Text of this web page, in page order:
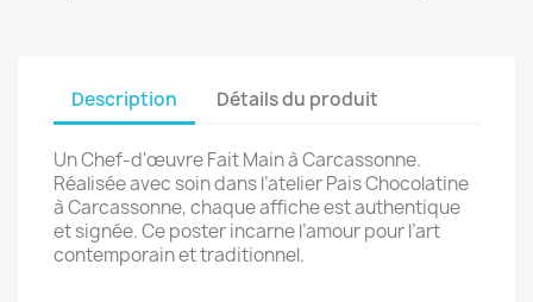
Description Détails du produit
Un Chef-d'œuvre Fait Main à Carcassonne.
Réalisée avec soin dans l’atelier Pais Chocolatine
à Carcassonne, chaque affiche est authentique
et signée. Ce poster incarne l’amour pour l’art
contemporain et traditionnel.